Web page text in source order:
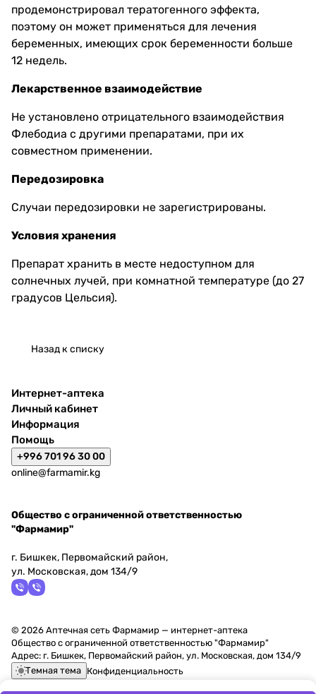
продемонстрировал тератогенного эффекта,
поэтому он может применяться для лечения
беременных, имеющих срок беременности больше
12 недель.
Лекарственное взаимодействие
Не установлено отрицательного взаимодействия
Флебодиа с другими препаратами, при их
совместном применении.
Передозировка
Случаи передозировки не зарегистрированы.
Условия хранения
Препарат хранить в месте недоступном для
солнечных лучей, при комнатной температуре (до 27
градусов Цельсия).
Назад к списку
Интернет-аптека
Личный кабинет
Информация
Помощь
+996 701 96 30 00
online@farmamir.kg
Общество с ограниченной ответственностью
"Фармамир"
г. Бишкек, Первомайский район,
ул. Московская, дом 134/9
© 2026 Аптечная сеть Фармамир — интернет-аптека
Общество с ограниченной ответственностью "Фармамир"
Адрес: г. Бишкек, Первомайский район, ул. Московская, дом 134/9
Темная тема Конфиденциальность